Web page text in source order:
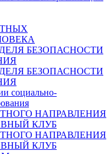
БЕЗОПАСНОСТИ
БЕЗОПАСНОСТИ
социально-
НАПРАВЛЕНИЯ
КЛУБ
НАПРАВЛЕНИЯ
КЛУБ